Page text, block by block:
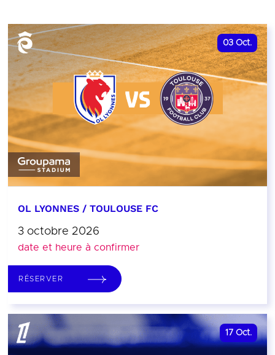
03 Oct.
OL LYONNES / TOULOUSE FC
3 octobre 2026
date et heure à confirmer
RÉSERVER
17 Oct.